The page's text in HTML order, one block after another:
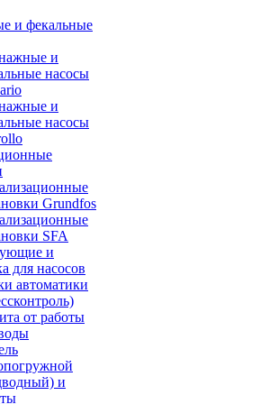
и фекальные
и
насосы
и
насосы
Grundfos
SFA
и
для насосов
автоматики
от работы
и